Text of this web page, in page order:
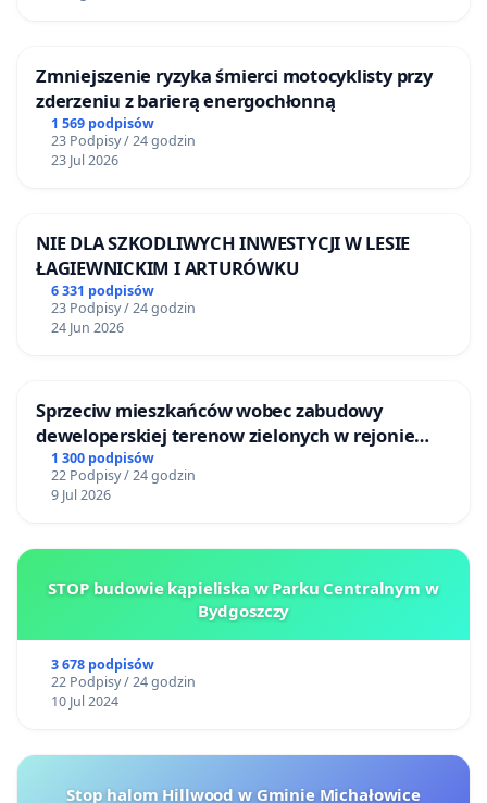
Zmniejszenie ryzyka śmierci motocyklisty przy
zderzeniu z barierą energochłonną
1 569 podpisów
23 Podpisy / 24 godzin
23 Jul 2026
NIE DLA SZKODLIWYCH INWESTYCJI W LESIE
ŁAGIEWNICKIM I ARTURÓWKU
6 331 podpisów
23 Podpisy / 24 godzin
24 Jun 2026
Sprzeciw mieszkańców wobec zabudowy
deweloperskiej terenow zielonych w rejonie
Bulwarów Straceńskich w Bielsku-Białej
1 300 podpisów
22 Podpisy / 24 godzin
9 Jul 2026
STOP budowie kąpieliska w Parku Centralnym w
Bydgoszczy
3 678 podpisów
22 Podpisy / 24 godzin
10 Jul 2024
Stop halom Hillwood w Gminie Michałowice